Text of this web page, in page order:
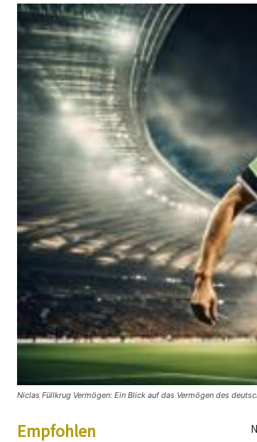
Niclas Füllkrug Vermögen: Ein Blick auf das Vermögen des
Empfohlen